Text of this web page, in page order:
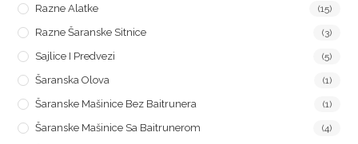
Razne Alatke (15)
Razne Šaranske Sitnice (3)
Sajlice I Predvezi (5)
Šaranska Olova (1)
Šaranske Mašinice Bez Baitrunera (1)
Šaranske Mašinice Sa Baitrunerom (4)